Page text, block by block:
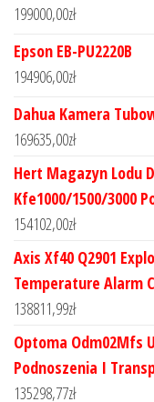
199000,00zł
Epson EB-PU2220B
194906,00zł
Dahua Kamera
169635,00zł
Hert Magazyn Lodu
Kfe1000/1500/3000
154102,00zł
Axis Xf40 Q2901
Temperature Alarm
138811,99zł
Optoma Odm02Mfs
Podnoszenia I
135298,77zł